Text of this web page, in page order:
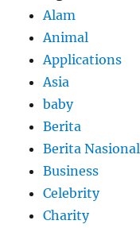
Alam
Animal
Applications
Asia
baby
Berita
Berita Nasional
Business
Celebrity
Charity